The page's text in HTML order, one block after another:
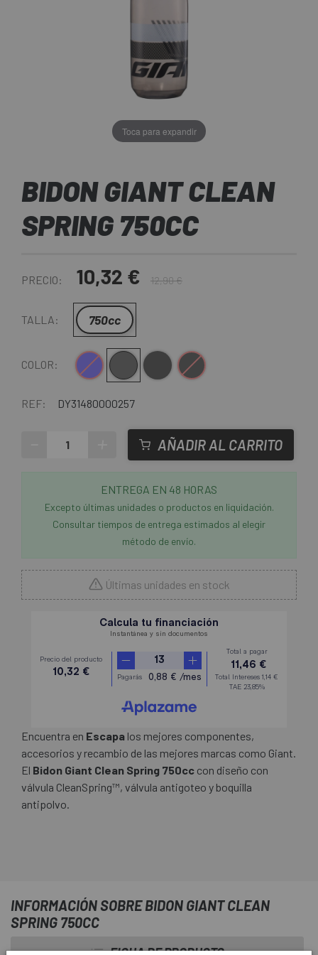
Toca para expandir
BIDON GIANT CLEAN
SPRING 750CC
PRECIO: 10,32 € 12,90 €
TALLA: 750cc
COLOR: Azul Gris-NegroNegro
REF: DY31480000257
AÑADIR AL CARRITO
ENTREGA EN 48 HORAS
Excepto últimas unidades o productos en liquidación.
Consultar tiempos de entrega estimados al elegir
método de envío.
Últimas unidades en stock
Encuentra en Escapa los mejores componentes,
accesorios y recambio de las mejores marcas como Giant.
El Bidon Giant Clean Spring 750cc con diseño con
válvula CleanSpring™, válvula antigoteo y boquilla
antipolvo.
INFORMACIÓN SOBRE BIDON GIANT CLEAN
SPRING 750CC